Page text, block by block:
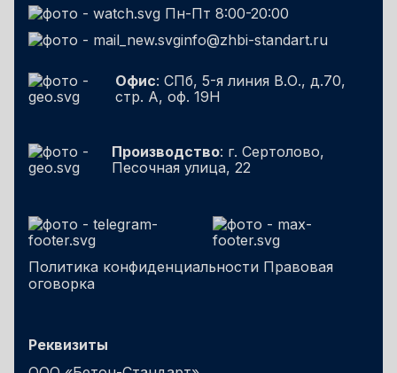
Пн-Пт 8:00-20:00
info@zhbi-standart.ru
Офис: СПб, 5-я линия В.О., д.70,
стр. А, оф. 19Н
Производство: г. Сертолово,
Песочная улица, 22
Политика конфиденциальности Правовая
оговорка
Реквизиты